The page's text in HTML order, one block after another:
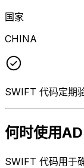
国家
CHINA
SWIFT 代码定期
何时使用
SWIFT 代码用于